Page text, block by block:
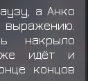
а Анко
накрыло
идёт и
концов